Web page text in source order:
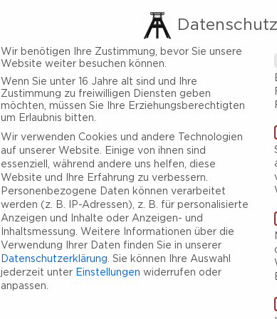
Wir benötigen Ihre Zustimmung, bevor Sie unsere
Website weiter besuchen können.
Wenn Sie unter 16 Jahre alt sind und Ihre
Zustimmung zu freiwilligen Diensten geben
möchten, müssen Sie Ihre Erziehungsberechtigten
um Erlaubnis bitten.
Wir verwenden Cookies und andere Technologien
auf unserer Website. Einige von ihnen sind
essenziell, während andere uns helfen, diese
Website und Ihre Erfahrung zu verbessern.
Personenbezogene Daten können verarbeitet
werden (z. B. IP-Adressen), z. B. für personalisierte
Anzeigen und Inhalte oder Anzeigen- und
Inhaltsmessung.
Weitere Informationen über die
Verwendung Ihrer Daten finden Sie in unserer
Datenschutzerklärung Sie können Ihre Auswahl
jederzeit unter Einstellungen widerrufen oder
anpassen.